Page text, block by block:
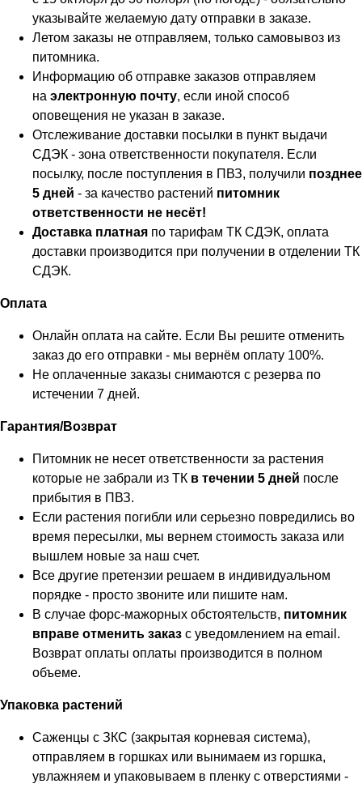
указывайте желаемую дату отправки в заказе.
Летом заказы не отправляем, только самовывоз из
питомника.
Информацию об отправке заказов отправляем
на электронную почту, если иной способ
оповещения не указан в заказе.
Отслеживание доставки посылки в пункт выдачи
СДЭК - зона ответственности покупателя. Если
посылку, после поступления в ПВЗ, получили позднее
5 дней - за качество растений питомник
ответственности не несёт!
Доставка платная по тарифам ТК СДЭК, оплата
доставки производится при получении в отделении ТК
СДЭК.
Оплата
Онлайн оплата на сайте. Если Вы решите отменить
заказ до его отправки - мы вернём оплату 100%.
Не оплаченные заказы снимаются с резерва по
истечении 7 дней.
Гарантия/Возврат
Питомник не несет ответственности за растения
которые не забрали из ТК в течении 5 дней после
прибытия в ПВЗ.
Если растения погибли или серьезно повредились во
время пересылки, мы вернем стоимость заказа или
вышлем новые за наш счет.
Все другие претензии решаем в индивидуальном
порядке - просто звоните или пишите нам.
В случае форс-мажорных обстоятельств, питомник
вправе отменить заказ с уведомлением на email.
Возврат оплаты оплаты производится в полном
объеме.
Упаковка растений
Саженцы с ЗКС (закрытая корневая система),
отправляем в горшках или вынимаем из горшка,
увлажняем и упаковываем в пленку с отверстиями -